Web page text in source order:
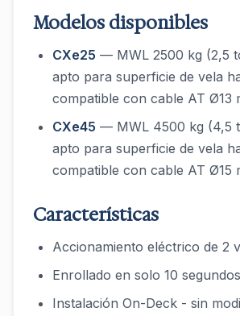
Modelos disponibles
CXe25 — MWL 2500 kg (2,5
apto para superficie de vela
compatible con cable AT Ø13
CXe45 — MWL 4500 kg (4,5
apto para superficie de vela
compatible con cable AT Ø15
Características
Accionamiento eléctrico de 2
Enrollado en solo 10 segundos
Instalación On-Deck - sin